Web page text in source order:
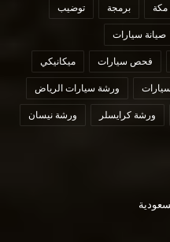
برمجة توضيب
صيانة سيارات
فحص سيارات ميكانيكي
ورشة سيارات الرياض
ورشة كرايسلر ورشة نيسان